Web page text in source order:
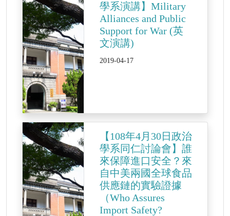
學系演講】Military
Alliances and Public
Support for War (英
文演講)
2019-04-17
【108年4月30日政治
學系同仁討論會】誰
來保障進口安全？來
自中美兩國全球食品
供應鏈的實驗證據
（Who Assures
Import Safety?